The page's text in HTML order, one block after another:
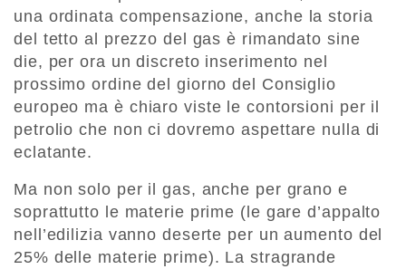
una ordinata compensazione, anche la storia
del tetto al prezzo del gas è rimandato sine
die, per ora un discreto inserimento nel
prossimo ordine del giorno del Consiglio
europeo ma è chiaro viste le contorsioni per il
petrolio che non ci dovremo aspettare nulla di
eclatante.
Ma non solo per il gas, anche per grano e
soprattutto le materie prime (le gare d’appalto
nell’edilizia vanno deserte per un aumento del
25% delle materie prime). La stragrande